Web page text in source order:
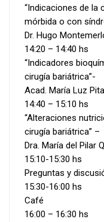
“Indicaciones de la
mórbida o con
Dr. Hugo
14:20 – 14:40 hs
“Indicadores
cirugía bariátrica”-
Acad. María Luz
14:40 – 15:10 hs
“Alteraciones
cirugía bariátrica” –
Dra. María del Pilar
15:10-15:30 hs
Preguntas y
15:30-16:00 hs
Café
16:00 – 16:30 hs